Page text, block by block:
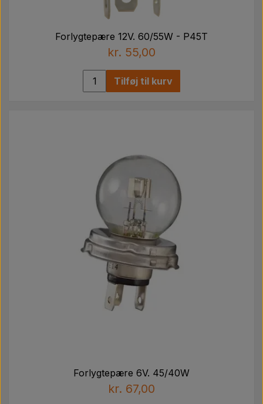
Forlygtepære 12V. 60/55W - P45T
kr. 55,00
Tilføj til kurv
Forlygtepære 6V. 45/40W
kr. 67,00